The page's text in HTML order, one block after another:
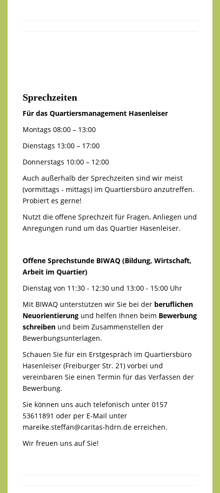
Sprechzeiten
Für das Quartiersmanagement Hasenleiser
Montags 08:00 – 13:00
Dienstags 13:00 – 17:00
Donnerstags 10:00 – 12:00
Auch außerhalb der Sprechzeiten sind wir meist
(vormittags - mittags) im Quartiersbüro anzutreffen.
Probiert es gerne!
Nutzt die offene Sprechzeit für Fragen, Anliegen und
Anregungen rund um das Quartier Hasenleiser.
Offene Sprechstunde BIWAQ (Bildung, Wirtschaft,
Arbeit im Quartier)
Dienstag von 11:30 - 12:30 und 13:00 - 15:00 Uhr
Mit BIWAQ unterstützen wir Sie bei der beruflichen
Neuorientierung und helfen Ihnen beim Bewerbung
schreiben und beim Zusammenstellen der
Bewerbungsunterlagen.
Schauen Sie für ein Erstgespräch im Quartiersbüro
Hasenleiser (Freiburger Str. 21) vorbei und
vereinbaren Sie einen Termin für das Verfassen der
Bewerbung.
Sie können uns auch telefonisch unter 0157
53611891 oder per E-Mail unter
mareike.steffan@caritas-hdrn.de erreichen.
Wir freuen uns auf Sie!